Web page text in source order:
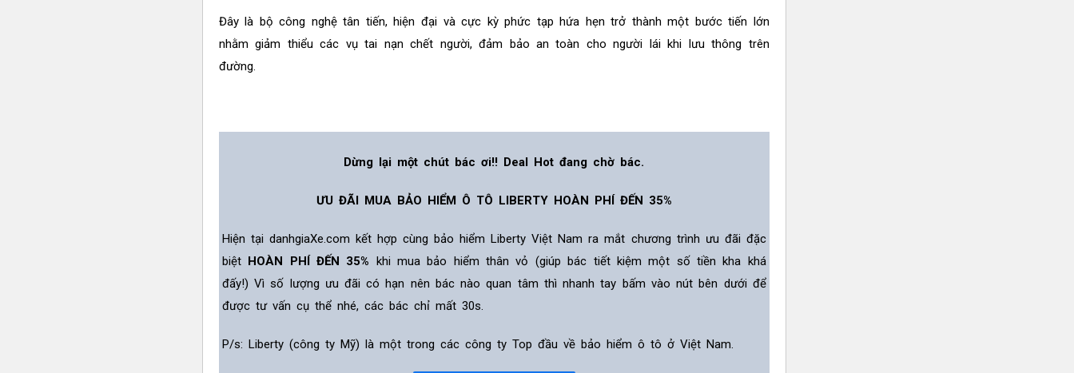
Đây là bộ công nghệ tân tiến, hiện đại và cực kỳ phức tạp hứa hẹn trở thành một bước tiến lớn
nhằm giảm thiểu các vụ tai nạn chết người, đảm bảo an toàn cho người lái khi lưu thông trên
đường.
Dừng lại một chút bác ơi!! Deal Hot đang chờ bác.
ƯU ĐÃI MUA BẢO HIỂM Ô TÔ LIBERTY HOÀN PHÍ ĐẾN 35%
Hiện tại danhgiaXe.com kết hợp cùng bảo hiểm Liberty Việt Nam ra mắt chương trình ưu đãi đặc
biệt HOÀN PHÍ ĐẾN 35% khi mua bảo hiểm thân vỏ (giúp bác tiết kiệm một số tiền kha khá
đấy!) Vì số lượng ưu đãi có hạn nên bác nào quan tâm thì nhanh tay bấm vào nút bên dưới để
được tư vấn cụ thể nhé, các bác chỉ mất 30s.
P/s: Liberty (công ty Mỹ) là một trong các công ty Top đầu về bảo hiểm ô tô ở Việt Nam.